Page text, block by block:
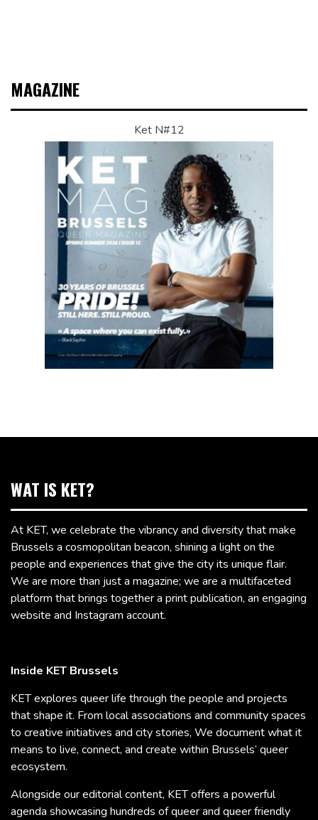
MAGAZINE
Ket N#12
WAT IS KET?
At KET, we celebrate the vibrancy and diversity that make
Brussels a cosmopolitan beacon, shining a light on the
people and experiences that give the city its unique flair.
We are more than just a magazine; we are a multifaceted
platform that brings together a print publication, an engaging
website and Instagram account.
Inside KET Brussels
KET explores queer life through the people and projects
that shape it. From local associations and community spaces
to creative initiatives and city stories, We document what it
means to live, connect, and create within Brussels’ queer
ecosystem.
Alongside our editorial content, KET offers a powerful
agenda showcasing hundreds of queer and queer friendly